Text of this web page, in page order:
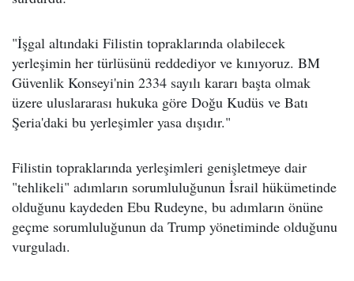
"İşgal altındaki Filistin topraklarında olabilecek
yerleşimin her türlüsünü reddediyor ve kınıyoruz. BM
Güvenlik Konseyi'nin 2334 sayılı kararı başta olmak
üzere uluslararası hukuka göre Doğu Kudüs ve Batı
Şeria'daki bu yerleşimler yasa dışıdır."
Filistin topraklarında yerleşimleri genişletmeye dair
"tehlikeli" adımların sorumluluğunun İsrail hükümetinde
olduğunu kaydeden Ebu Rudeyne, bu adımların önüne
geçme sorumluluğunun da Trump yönetiminde olduğunu
vurguladı.